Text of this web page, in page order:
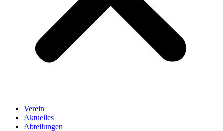
Verein
Aktuelles
Abteilungen